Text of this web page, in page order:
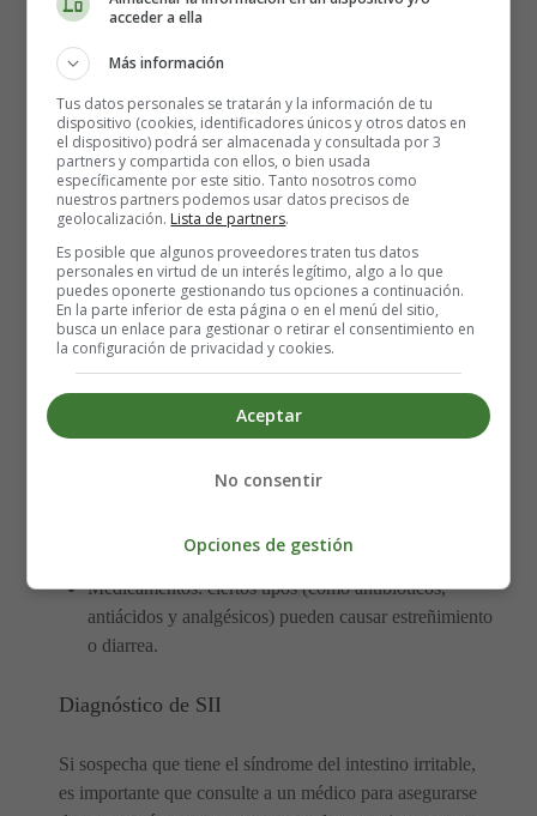
en el intestino o cambios en la población bacteriana
puede deberse a este problema.
Intolerancia a los alimentos: la absorción deficiente
del azúcar lactosa (que se encuentra en los productos
lácteos y en muchos alimentos procesados) es el
desencadenante de la dieta más común para el SII.
Otros azúcares que se cree que activan el SII son la
fructosa (presente en muchos jarabes) y el sorbitol.
Dieta general: las dietas bajas en fibra pueden
exacerbar el estreñimiento del SII con estreñimiento
predominante. Algunas personas encuentran que los
alimentos picantes o azucarados causan problemas.
escépticos sobre el papel de la dieta general, una vez
que se han eliminado las intolerancias alimentarias
intestino en personas susceptibles.
Medicamentos: ciertos tipos (como antibióticos,
antiácidos y analgésicos) pueden causar estreñimiento
o diarrea.
Diagnóstico de SII
Si sospecha que tiene el síndrome del intestino irritable,
es importante que consulte a un médico para asegurarse
acceder a ella
Más información
Tus datos personales se tratarán y la información de tu
dispositivo (cookies, identificadores únicos y otros datos en
el dispositivo) podrá ser almacenada y consultada por 3
partners y compartida con ellos, o bien usada
específicamente por este sitio. Tanto nosotros como
nuestros partners podemos usar datos precisos de
geolocalización. Lista de partners.
Es posible que algunos proveedores traten tus datos
personales en virtud de un interés legítimo, algo a lo que
puedes oponerte gestionando tus opciones a continuación.
En la parte inferior de esta página o en el menú del sitio,
busca un enlace para gestionar o retirar el consentimiento en
la configuración de privacidad y cookies.
Aceptar
No consentir
Opciones de gestión